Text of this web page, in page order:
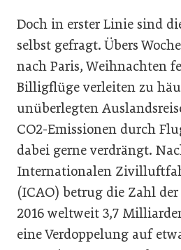
Doch in erster Linie sind
selbst gefragt. Übers
nach Paris, Weihnachten
Billigflüge verleiten zu
unüberlegten
CO2-Emissionen durch
dabei gerne verdrängt.
Internationalen
(ICAO) betrug die Zahl der
2016 weltweit 3,7
eine Verdoppelung auf